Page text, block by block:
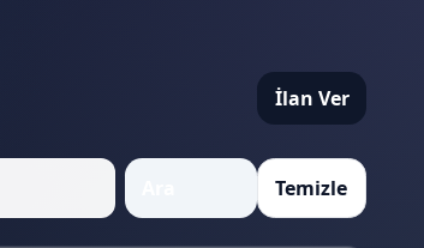
İlan Ver
Temizle